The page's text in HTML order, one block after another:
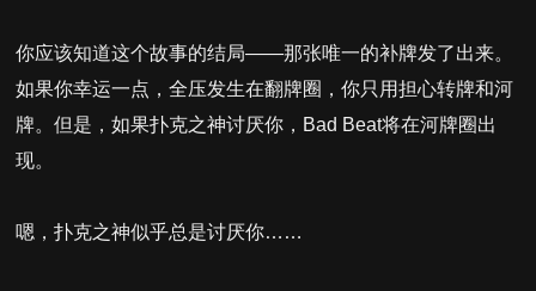
你应该知道这个故事的结局——那张唯一的补牌发了出来。
如果你幸运一点，全压发生在翻牌圈，你只用担心转牌和河
牌。但是，如果扑克之神讨厌你，Bad Beat将在河牌圈出
现。
嗯，扑克之神似乎总是讨厌你……